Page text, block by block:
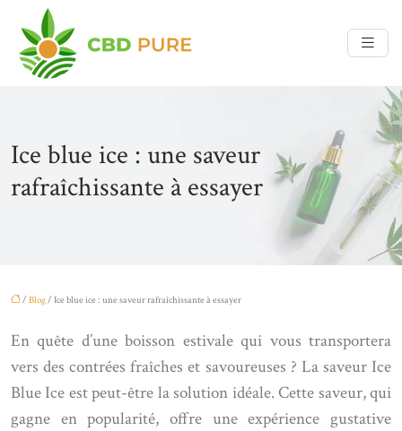
Ice blue ice : une saveur
rafraîchissante à essayer
/ Blog/ Ice blue ice : une saveur rafraîchissante à essayer
En quête d’une boisson estivale qui vous transportera
vers des contrées fraîches et savoureuses ? La saveur Ice
Blue Ice est peut-être la solution idéale. Cette saveur, qui
gagne en popularité, offre une expérience gustative